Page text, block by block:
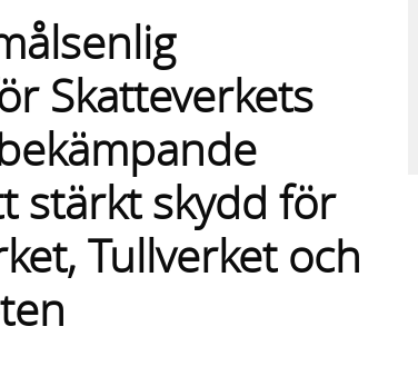
Skatteverkets
stärkt skydd för
Tullverket och